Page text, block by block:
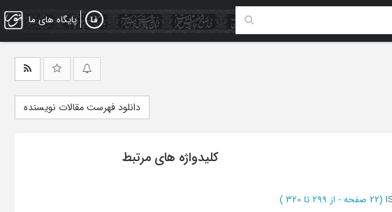
پایگاه های ما
دانلود فهرست مقالات نویسنده
(‎22 صفحه - از 299 تا 320 )
کلیدواژه های مرتبط